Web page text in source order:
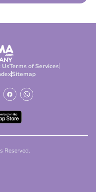
UsTerms of Services
Sitemap
Reserved.